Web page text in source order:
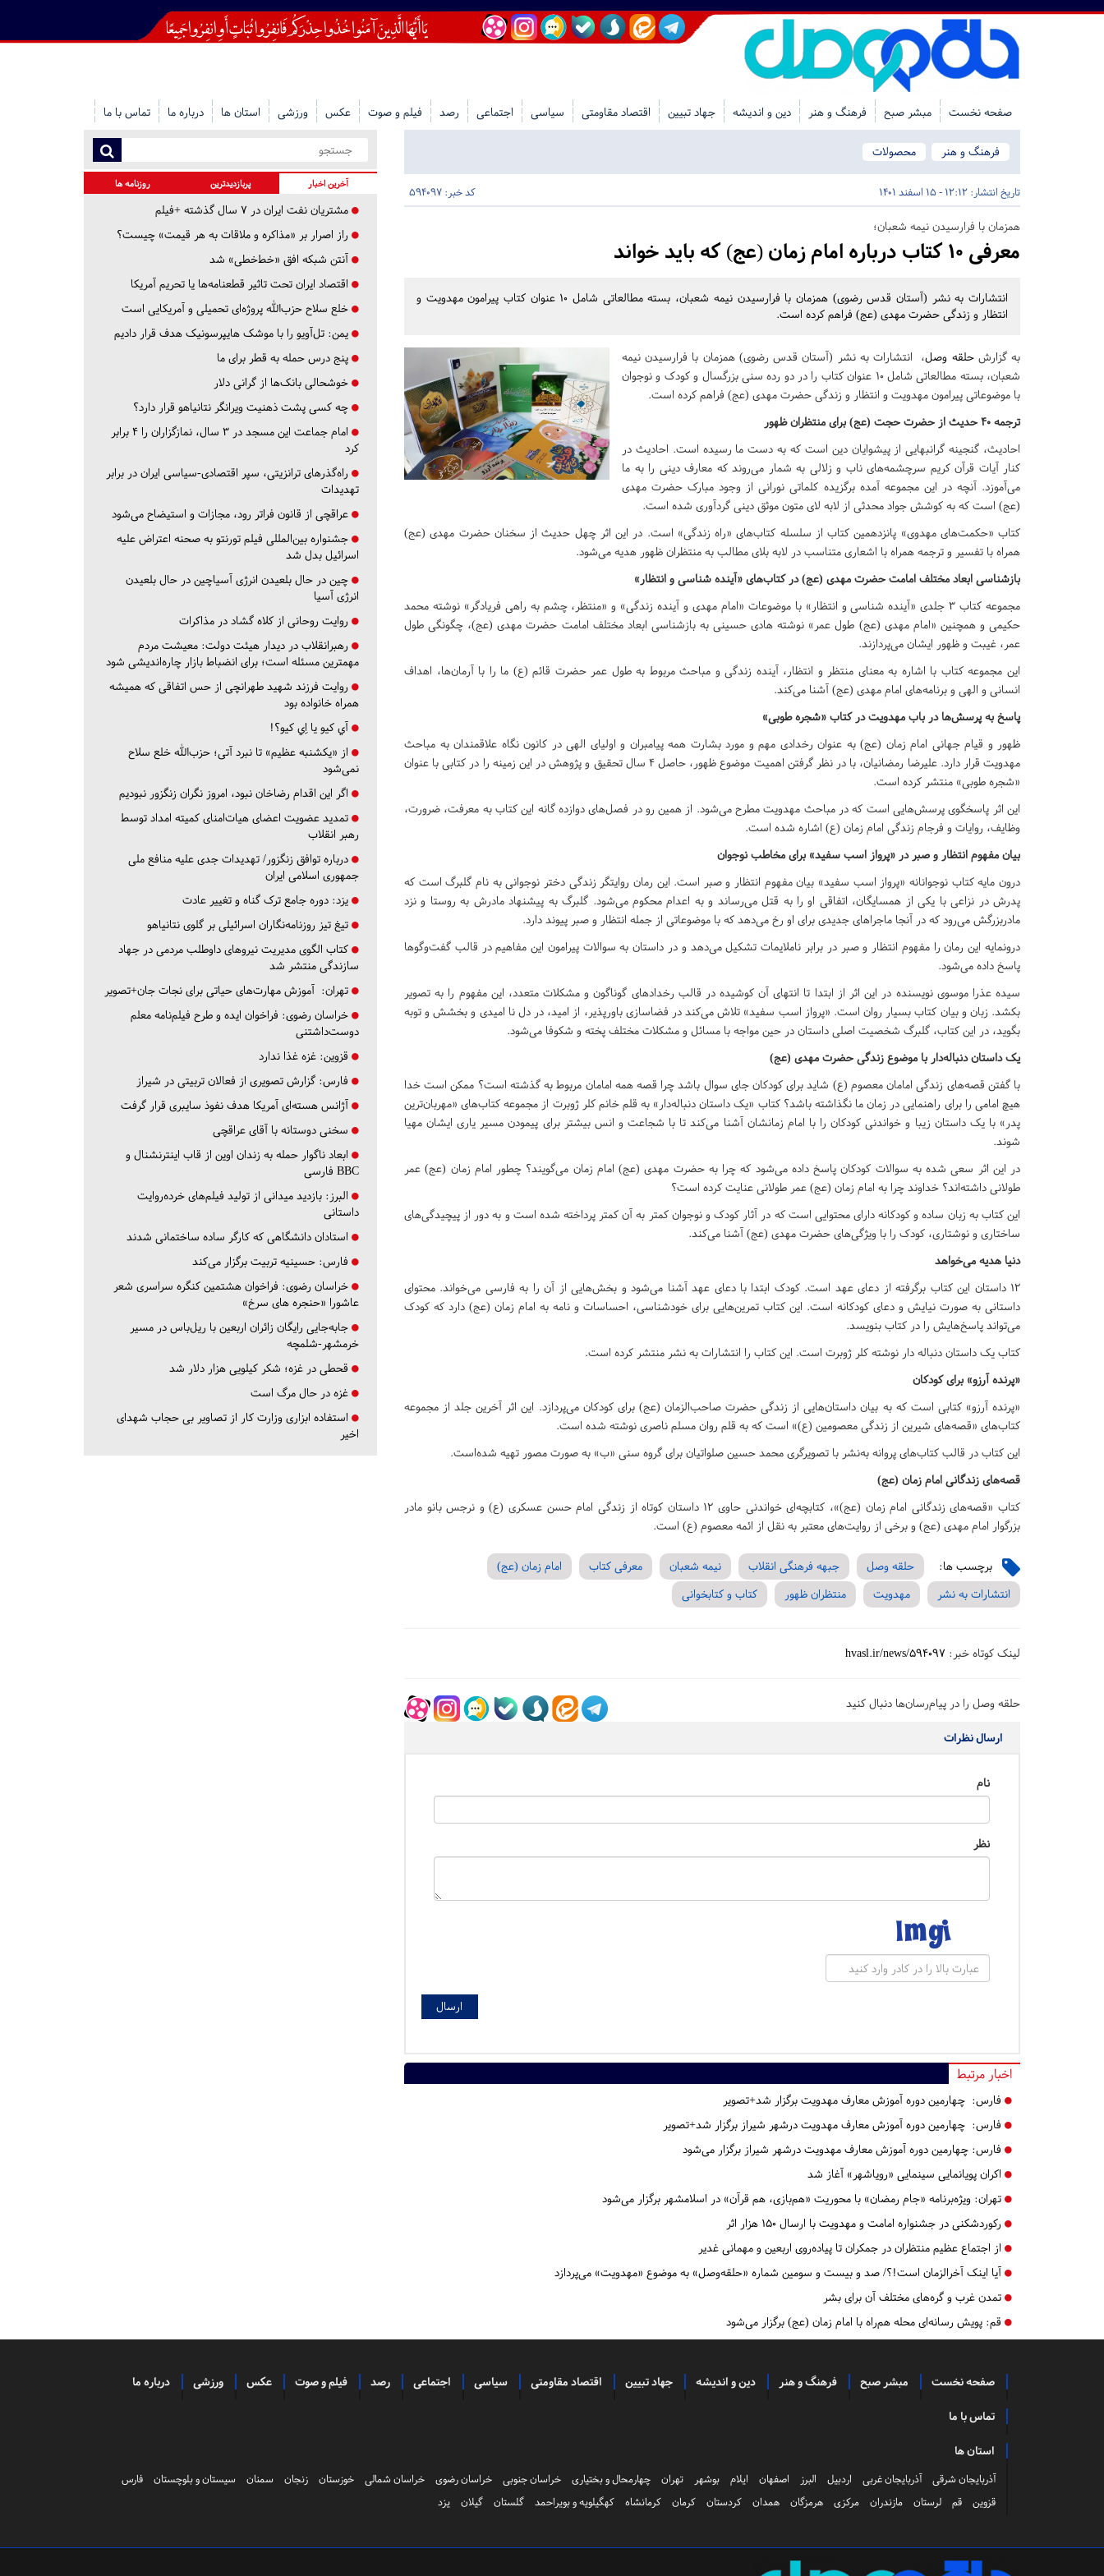
صفحه نخست مبشر صبح فرهنگ و هنر دین و اندیشه جهاد تبیین اقتصاد مقاومتی سیاسی اجتماعی رصد فیلم و صوت عکس ورزشی استان ها درباره ما تماس با ما
فرهنگ و هنر محصولات
تاریخ انتشار: 12:12 - 15 اسفند 1401 کد خبر: 594097
همزمان با فرارسیدن نیمه شعبان؛
معرفی ۱۰ کتاب درباره امام زمان (عج) که باید خواند
انتشارات به نشر (آستان قدس رضوی) همزمان با فرارسیدن نیمه شعبان، بسته مطالعاتی شامل ۱۰ عنوان کتاب پیرامون مهدویت و
انتظار و زندگی حضرت مهدی (عج) فراهم کرده است.
به گزارشحلقه وصل، انتشارات به نشر (آستان قدس رضوی) همزمان با فرارسیدن نیمه
شعبان، بسته مطالعاتی شامل ۱۰ عنوان کتاب را در دو رده سنی بزرگسال و کودک و نوجوان
با موضوعاتی پیرامون مهدویت و انتظار و زندگی حضرت مهدی (عج) فراهم کرده است.
ترجمه ۴۰ حدیث از حضرت حجت (عج) برای منتظران ظهور
احادیث، گنجینه گرانبهایی از پیشوایان دین است که به دست ما رسیده است. احادیث در
کنار آیات قرآن کریم سرچشمه‌های ناب و زلالی به شمار می‌روند که معارف دینی را به ما
می‌آموزد. آنچه در این مجموعه آمده برگزیده کلماتی نورانی از وجود مبارک حضرت مهدی
(عج) است که به کوشش جواد محدثی از لابه لای متون موثق دینی گردآوری شده است.
کتاب «حکمت‌های مهدوی» پانزدهمین کتاب از سلسله کتاب‌های «راه زندگی» است. در این اثر چهل حدیث از سخنان حضرت مهدی (عج)
همراه با تفسیر و ترجمه همراه با اشعاری متناسب در لابه بلای مطالب به منتظران ظهور هدیه می‌شود.
بازشناسی ابعاد مختلف امامت حضرت مهدی (عج) در کتاب‌های «آینده شناسی و انتظار»
مجموعه کتاب ۳ جلدی «آینده شناسی و انتظار» با موضوعات «امام مهدی و آینده زندگی» و «منتظر، چشم به راهی فریادگر» نوشته محمد
حکیمی و همچنین «امام مهدی (عج) طول عمر» نوشته هادی حسینی به بازشناسی ابعاد مختلف امامت حضرت مهدی (عج)، چگونگی طول
عمر، غیبت و ظهور ایشان می‌پردازند.
این مجموعه کتاب با اشاره به معنای منتظر و انتظار، آینده زندگی و مباحث مربوط به طول عمر حضرت قائم (ع) ما را با آرمان‌ها، اهداف
انسانی و الهی و برنامه‌های امام مهدی (عج) آشنا می‌کند.
پاسخ به پرسش‌ها در باب مهدویت در کتاب «شجره طوبی»
ظهور و قیام جهانی امام زمان (عج) به عنوان رخدادی مهم و مورد بشارت همه پیامبران و اولیای الهی در کانون نگاه علاقمندان به مباحث
مهدویت قرار دارد. علیرضا رمضانیان، با در نظر گرفتن اهمیت موضوع ظهور، حاصل ۴ سال تحقیق و پژوهش در این زمینه را در کتابی با عنوان
«شجره طوبی» منتشر کرده است.
این اثر پاسخگوی پرسش‌هایی است که در مباحث مهدویت مطرح می‌شود. از همین رو در فصل‌های دوازده گانه این کتاب به معرفت، ضرورت،
وظایف، روایات و فرجام زندگی امام زمان (ع) اشاره شده است.
بیان مفهوم انتظار و صبر در «پرواز اسب سفید» برای مخاطب نوجوان
درون مایه کتاب نوجوانانه «پرواز اسب سفید» بیان مفهوم انتظار و صبر است. این رمان روایتگر زندگی دختر نوجوانی به نام گلبرگ است که
پدرش در نزاعی با یکی از همسایگان، اتفاقی او را به قتل می‌رساند و به اعدام محکوم می‌شود. گلبرگ به پیشنهاد مادرش به روستا و نزد
مادربزرگش می‌رود که در آنجا ماجراهای جدیدی برای او رخ می‌دهد که با موضوعاتی از جمله انتظار و صبر پیوند دارد.
درونمایه این رمان را مفهوم انتظار و صبر در برابر ناملایمات تشکیل می‌دهد و در داستان به سوالات پیرامون این مفاهیم در قالب گفت‌وگوها
پاسخ داده می‌شود.
سیده عذرا موسوی نویسنده در این اثر از ابتدا تا انتهای آن کوشیده در قالب رخدادهای گوناگون و مشکلات متعدد، این مفهوم را به تصویر
بکشد. زبان و بیان کتاب بسیار روان است. «پرواز اسب سفید» تلاش می‌کند در فضاسازی باورپذیر، از امید، در دل نا امیدی و بخشش و توبه
بگوید، در این کتاب، گلبرگ شخصیت اصلی داستان در حین مواجه با مسائل و مشکلات مختلف پخته و شکوفا می‌شود.
یک داستان دنباله‌دار با موضوع زندگی حضرت مهدی (عج)
با گفتن قصه‌های زندگی امامان معصوم (ع) شاید برای کودکان جای سوال باشد چرا قصه همه امامان مربوط به گذشته است؟ ممکن است خدا
هیچ امامی را برای راهنمایی در زمان ما نگذاشته باشد؟ کتاب «یک داستان دنباله‌دار» به قلم خانم کلر ژوبرت از مجموعه کتاب‌های «مهربان‌ترین
پدر» با یک داستان زیبا و خواندنی کودکان را با امام زمانشان آشنا می‌کند تا با شجاعت و انس بیشتر برای پیمودن مسیر یاری ایشان مهیا
شوند.
در این اثر سعی شده به سوالات کودکان پاسخ داده می‌شود که چرا به حضرت مهدی (عج) امام زمان می‌گویند؟ چطور امام زمان (عج) عمر
طولانی داشته‌اند؟ خداوند چرا به امام زمان (عج) عمر طولانی عنایت کرده است؟
این کتاب به زبان ساده و کودکانه دارای محتوایی است که در آثار کودک و نوجوان کمتر به آن کمتر پرداخته شده است و به دور از پیچیدگی‌های
ساختاری و نوشتاری، کودک را با ویژگی‌های حضرت مهدی (عج) آشنا می‌کند.
دنیا هدیه می‌خواهد
۱۲ داستان این کتاب برگرفته از دعای عهد است. کودک ابتدا با دعای عهد آشنا می‌شود و بخش‌هایی از آن را به فارسی می‌خواند. محتوای
داستانی به صورت نیایش و دعای کودکانه است. این کتاب تمرین‌هایی برای خودشناسی، احساسات و نامه به امام زمان (عج) دارد که کودک
می‌تواند پاسخ‌هایش را در کتاب بنویسد.
کتاب یک داستان دنباله دار نوشته کلر ژوبرت است. این کتاب را انتشارات به نشر منتشر کرده است.
«پرنده آرزو» برای کودکان
«پرنده آرزو» کتابی است که به بیان داستان‌هایی از زندگی حضرت صاحب‌الزمان (عج) برای کودکان می‌پردازد. این اثر آخرین جلد از مجموعه
کتاب‌های «قصه‌های شیرین از زندگی معصومین (ع)» است که به قلم روان مسلم ناصری نوشته شده است.
این کتاب در قالب کتاب‌های پروانه به‌نشر با تصویرگری محمد حسین صلواتیان برای گروه سنی «ب» به صورت مصور تهیه شده‌است.
قصه‌های زندگانی امام زمان (عج)
کتاب «قصه‌های زندگانی امام زمان (عج)»، کتابچه‌ای خواندنی حاوی ۱۲ داستان کوتاه از زندگی امام حسن عسکری (ع) و نرجس بانو مادر
بزرگوار امام مهدی (عج) و برخی از روایت‌های معتبر به نقل از ائمه معصوم (ع) است.
برچسب ها: حلقه وصل جبهه فرهنگی انقلاب نیمه شعبان معرفی کتاب
امام زمان (عج)
انتشارات به نشر
مهدویت منتظران ظهور کتاب و کتابخوانی
لینک کوتاه خبر: hvasl.ir/news/594097
حلقه وصل را در پیام‌رسان‌ها دنبال کنید
ارسال نظرات
نام
نظر
اخبار مرتبط
فارس: چهارمین دوره آموزش معارف مهدویت برگزار شد+تصویر
فارس: چهارمین دوره آموزش معارف مهدویت درشهر شیراز برگزار شد+تصویر
فارس: چهارمین دوره آموزش معارف مهدویت درشهر شیراز برگزار می‌شود
اکران پویانمایی سینمایی «رویاشهر» آغاز شد
تهران: ویژه‌برنامه «جام رمضان» با محوریت «هم‌بازی، هم قرآن» در اسلامشهر برگزار می‌شود
رکوردشکنی در جشنواره امامت و مهدویت با ارسال ۱۵۰ هزار اثر
از اجتماع عظیم منتظران در جمکران تا پیاده‌روی اربعین و مهمانی غدیر
آیا اینک آخرالزمان است!؟/ صد و بیست و سومین شماره «حلقه‌وصل» به موضوع «مهدویت» می‌پردازد
تمدن غرب و گره‌های مختلف آن برای بشر
قم: پویش رسانه‌ای محله هم‌راه با امام زمان (عج) برگزار می‌شود
آخرین اخبار پربازدیدترین روزنامه ها
مشتریان نفت ایران در ۷ سال گذشته +فیلم
راز اصرار بر «مذاکره و ملاقات به هر قیمت» چیست؟
آنتن شبکه افق «خط‌خطی» شد
اقتصاد ایران تحت تاثیر قطعنامه‌ها یا تحریم‌ آمریکا
خلع سلاح حزب‌الله پروژه‌ای تحمیلی و آمریکایی است
یمن: تل‌آویو را با موشک هایپرسونیک هدف قرار دادیم
پنج درس‌ حمله به قطر برای ما
خوشحالی بانک‌ها از گرانی دلار
چه کسی پشت ذهنیت ویرانگر نتانیاهو قرار دارد؟
امام جماعت این مسجد در ۳ سال، نمازگزاران را ۴ برابر
کرد
راه‌گذرهای ترانزیتی، سپر اقتصادی-سیاسی ایران در برابر
تهدیدات
عراقچی از قانون فراتر رود، مجازات و استیضاح می‌شود
جشنواره بین‌المللی فیلم تورنتو به صحنه اعتراض علیه
اسرائیل بدل شد
چین در حال بلعیدن انرژی آسیاچین در حال بلعیدن
انرژی آسیا
روایت روحانی از کلاه گشاد در مذاکرات
رهبرانقلاب در دیدار هیئت دولت: معیشت مردم
مهمترین مسئله است؛ برای انضباط بازار چاره‌اندیشی شود
روایت فرزند شهید طهرانچی از حس اتفاقی که همیشه
همراه خانواده بود
آي كيو يا اِي كيو؟!
از «یکشنبه عظیم» تا نبرد آتی؛ حزب‌الله خلع سلاح
نمی‌شود
اگر این اقدام رضاخان نبود، امروز نگران زنگزور نبودیم
تمدید عضویت اعضای هیات‌امنای کمیته امداد توسط
رهبر انقلاب
درباره توافق زنگزور/ تهدیدات جدی علیه منافع ملی
جمهوری اسلامی ایران
یزد: دوره جامع ترک گناه و تغییر عادت
تیغ تیز روزنامه‌نگاران اسرائیلی بر گلوی نتانیاهو
کتاب الگوی مدیریت نیروهای داوطلب مردمی در جهاد
سازندگی منتشر شد
تهران: آموزش مهارت‌های حیاتی برای نجات جان+تصویر
خراسان رضوی: فراخوان ایده و طرح فیلم‌نامه معلم
دوست‌داشتنی
قزوین: غزه غذا ندارد
فارس: گزارش تصویری از فعالان تربیتی در شیراز
آژانس هسته‌ای آمریکا هدف نفوذ سایبری قرار گرفت
سخنی دوستانه با آقای عراقچی
ابعاد ناگوار حمله به زندان اوین از قاب اینترنشنال و
BBC فارسی
البرز: بازدید میدانی از تولید فیلم‌های خرده‌روایت
داستانی
استادان دانشگاهی که کارگر ساده ساختمانی شدند
فارس: حسینیه تربیت برگزار می‌کند
خراسان رضوی: فراخوان هشتمین کنگره سراسری شعر
عاشورا «حنجره های سرخ»
جابه‌جایی رایگان زائران اربعین با ریل‌باس در مسیر
خرمشهر-شلمچه
قحطی در غزه؛ شکر کیلویی هزار دلار شد
غزه در حال مرگ است
استفاده ابزاری وزارت کار از تصاویر بی حجاب شهدای
اخیر
صفحه نخست مبشر صبح فرهنگ و هنر دین و اندیشه جهاد تبیین اقتصاد مقاومتی سیاسی اجتماعی رصد فیلم و صوت عکس ورزشی درباره ما
تماس با ما
استان ها
آذربایجان شرقی آذربایجان غربی اردبیل البرز اصفهان ایلام بوشهر تهران چهارمحال و بختیاری خراسان جنوبی خراسان رضوی خراسان شمالی خوزستان زنجان سمنان سیستان و بلوچستان
فارس
قزوین
قم لرستان مازندران مرکزی هرمزگان همدان کردستان کرمان کرمانشاه کهگیلویه و بویراحمد گلستان گیلان یزد